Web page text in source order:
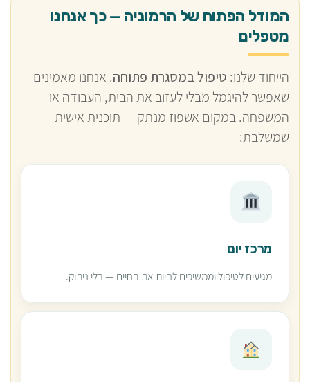
המודל הפתוח של הרמוניה — כך אנחנו
מטפלים
הייחוד שלנו: טיפול במסגרת פתוחה. אנחנו מאמינים
שאפשר להיגמל מבלי לעזוב את הבית, העבודה או
המשפחה. במקום אשפוז מנתק — תוכנית אישית
שמשלבת:
מרכז יום
מגיעים לטיפול וממשיכים לחיות את החיים — בלי ניתוק.